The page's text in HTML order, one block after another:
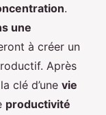
.
une
à créer un
Après
clé d’une vie
productivité